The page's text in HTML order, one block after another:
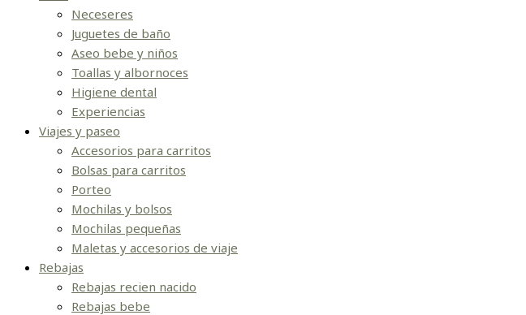
Neceseres
Juguetes de baño
Aseo bebe y niños
Toallas y albornoces
Higiene dental
Experiencias
Viajes y paseo
Accesorios para carritos
Bolsas para carritos
Porteo
Mochilas y bolsos
Mochilas pequeñas
Maletas y accesorios de viaje
Rebajas
Rebajas recien nacido
Rebajas bebe